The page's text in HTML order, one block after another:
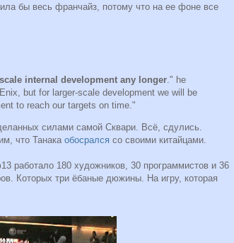
бы весь франчайз, потому что на ее фоне все
internal development any longer ." he
but for larger-scale development we will be
to reach our targets on time."
силами самой Сквари. Всё, сдулись.
что Танака обосрался со своими китайцами.
работало 180 художников, 30 программистов и 36
Которых три ёбаные дюжины. На игру, которая